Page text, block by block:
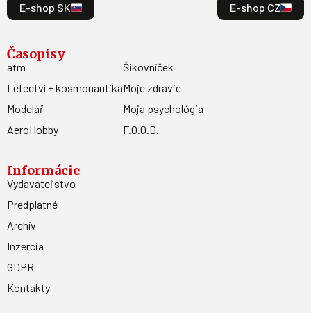
E-shop SK
E-shop CZ
Časopisy
atm
Letectví + kosmonautika
Modelář
AeroHobby
Šikovníček
Moje zdravie
Moja psychológia
F.O.O.D.
Informácie
Vydavateľstvo
Predplatné
Archív
Inzercia
GDPR
Kontakty